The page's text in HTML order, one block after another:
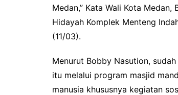
Medan,” Kata Wali Kota
Hidayah Komplek Menteng
(11/03).
Menurut Bobby Nasution,
itu melalui program masjid
manusia khususnya kegiatan